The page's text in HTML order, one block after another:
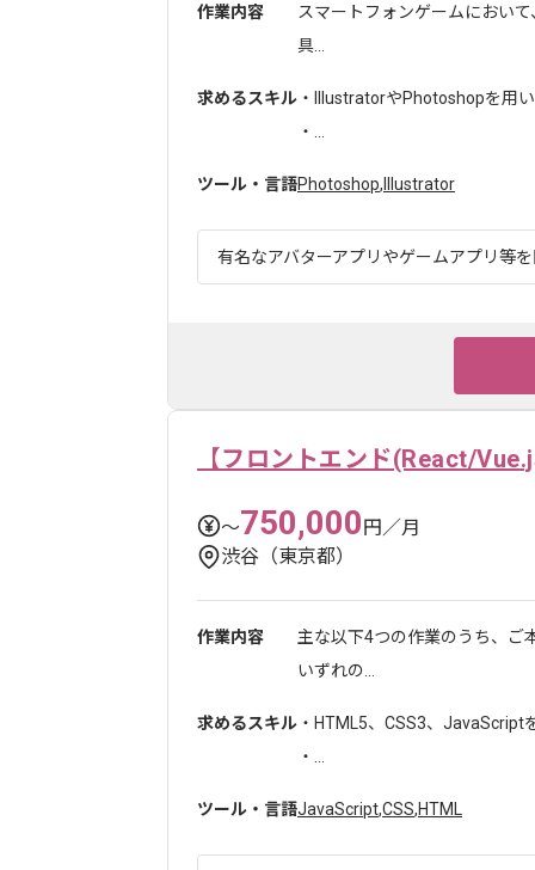
作業内容
スマートフォンゲームにおい
具...
求めるスキル ・IllustratorやPhotoshopを用
・...
ツール・言語Photoshop, Illustrator
有名なアバターアプリやゲームアプリ等
【フロントエンド(React/
〜750,000円／月
渋谷（東京都）
作業内容
主な以下4つの作業のうち、ご
いずれの...
求めるスキル ・HTML5、CSS3、
・...
ツール・言語JavaScript,CSS,HTML